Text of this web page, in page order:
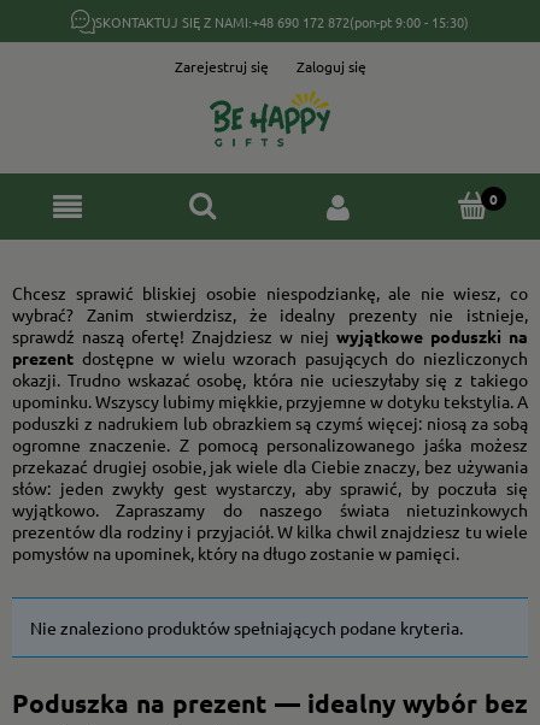
SKONTAKTUJ SIĘ Z NAMI:+48 690 172 872(pon-pt 9:00 - 15:30)
Zarejestruj się Zaloguj się
Chcesz sprawić bliskiej osobie niespodziankę, ale nie wiesz, co
wybrać? Zanim stwierdzisz, że idealny prezenty nie istnieje,
sprawdź naszą ofertę! Znajdziesz w niej wyjątkowe poduszki na
prezent dostępne w wielu wzorach pasujących do niezliczonych
okazji. Trudno wskazać osobę, która nie ucieszyłaby się z takiego
upominku. Wszyscy lubimy miękkie, przyjemne w dotyku tekstylia. A
poduszki z nadrukiem lub obrazkiem są czymś więcej: niosą za sobą
ogromne znaczenie. Z pomocą personalizowanego jaśka możesz
przekazać drugiej osobie, jak wiele dla Ciebie znaczy, bez używania
słów: jeden zwykły gest wystarczy, aby sprawić, by poczuła się
wyjątkowo. Zapraszamy do naszego świata nietuzinkowych
prezentów dla rodziny i przyjaciół. W kilka chwil znajdziesz tu wiele
pomysłów na upominek, który na długo zostanie w pamięci.
Nie znaleziono produktów spełniających podane kryteria.
Poduszka na prezent — idealny wybór bez